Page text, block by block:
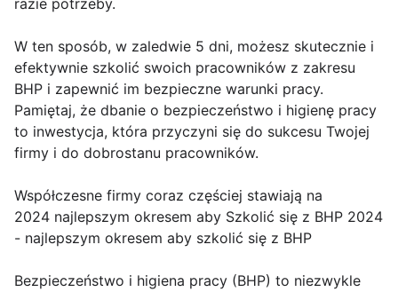
razie potrzeby.
W ten sposób, w zaledwie 5 dni, możesz skutecznie i
efektywnie szkolić swoich pracowników z zakresu
BHP i zapewnić im bezpieczne warunki pracy.
Pamiętaj, że dbanie o bezpieczeństwo i higienę pracy
to inwestycja, która przyczyni się do sukcesu Twojej
firmy i do dobrostanu pracowników.
Współczesne firmy coraz częściej stawiają na
2024 najlepszym okresem aby Szkolić się z BHP 2024
- najlepszym okresem aby szkolić się z BHP
Bezpieczeństwo i higiena pracy (BHP) to niezwykle